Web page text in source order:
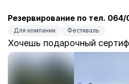
Резервирование по тел. 064/
Для компании Фестиваль
Хочешь подарочный